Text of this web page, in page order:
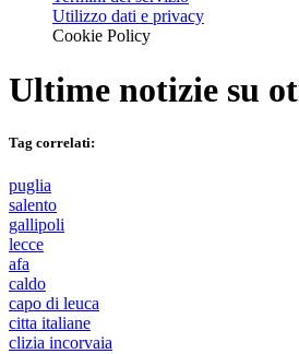
Utilizzo dati e privacy
Cookie Policy
Ultime notizie su
Tag correlati:
puglia
salento
gallipoli
lecce
afa
caldo
capo di leuca
citta italiane
clizia incorvaia